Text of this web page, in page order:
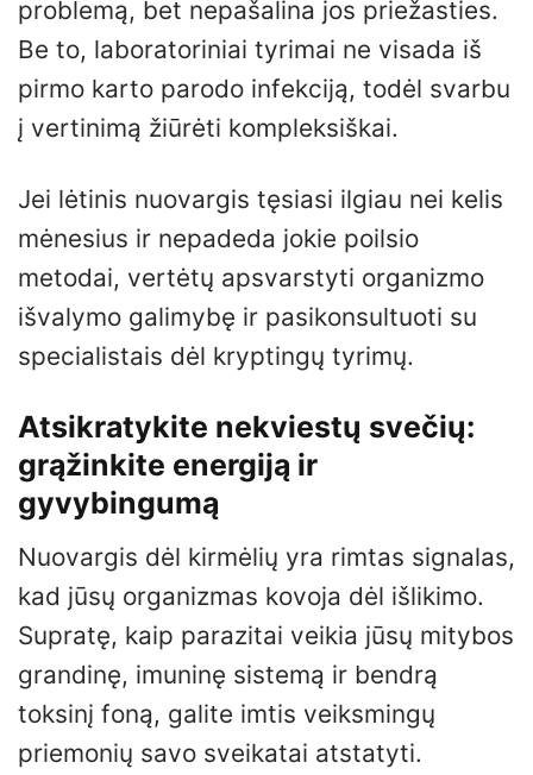
problemą, bet nepašalina jos priežasties.
Be to, laboratoriniai tyrimai ne visada iš
pirmo karto parodo infekciją, todėl svarbu
į vertinimą žiūrėti kompleksiškai.
Jei lėtinis nuovargis tęsiasi ilgiau nei kelis
mėnesius ir nepadeda jokie poilsio
metodai, vertėtų apsvarstyti organizmo
išvalymo galimybę ir pasikonsultuoti su
specialistais dėl kryptingų tyrimų.
Atsikratykite nekviestų svečių:
grąžinkite energiją ir
gyvybingumą
Nuovargis dėl kirmėlių yra rimtas signalas,
kad jūsų organizmas kovoja dėl išlikimo.
Supratę, kaip parazitai veikia jūsų mitybos
grandinę, imuninę sistemą ir bendrą
toksinį foną, galite imtis veiksmingų
priemonių savo sveikatai atstatyti.